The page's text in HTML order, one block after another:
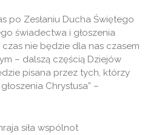
po Zesłaniu Ducha Świętego
świadectwa i głoszenia
nie będzie dla nas czasem
– dalszą częścią Dziejów
pisana przez tych, którzy
Chrystusa” –
siła wspólnot